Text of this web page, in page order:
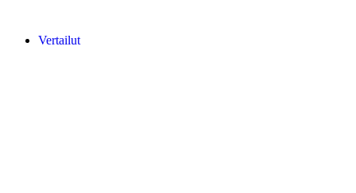
Vertailut